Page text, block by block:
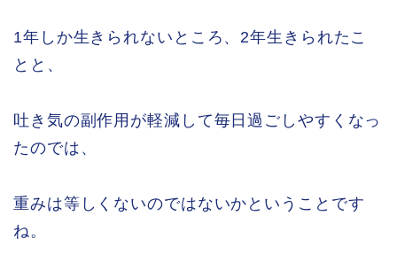
1年しか生きられないところ、2年生きられたこ
とと、
吐き気の副作用が軽減して毎日過ごしやすくなっ
たのでは、
重みは等しくないのではないかということです
ね。